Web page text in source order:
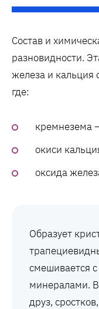
Состав и
разновидности.
железа и кальция
где:
кремнезема
окиси
оксида
Образует
смешивается
минералами.
друз,